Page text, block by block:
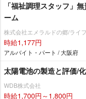
「福祉調理スタッフ」
ーム
株式会社エメラルドの郷/ライ
時給1,177円
アルバイト・パート / 大阪府
太陽電池の製造と評価/
WDB株式会社
時給1,700円～1,800円